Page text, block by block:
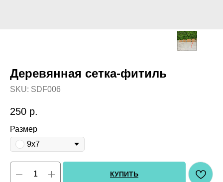
Деревянная сетка-фитиль
SKU: SDF006
250 р.
Размер
9х7
КУПИТЬ